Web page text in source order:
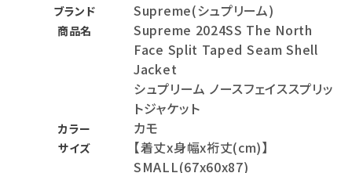
ブランド Supreme(シュプリーム)
商品名
Supreme 2024SS The North
Face Split Taped Seam Shell
Jacket
シュプリーム ノースフェイススプリッ
トジャケット
カラー カモ
サイズ
【着丈x身幅x裄丈(cm)】
SMALL(67x60x87)